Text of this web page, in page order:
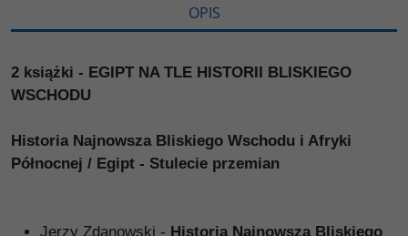
OPIS
2 książki - EGIPT NA TLE HISTORII BLISKIEGO
WSCHODU
Historia Najnowsza Bliskiego Wschodu i Afryki
Północnej / Egipt - Stulecie przemian
Jerzy Zdanowski - Historia Najnowsza Bliskiego